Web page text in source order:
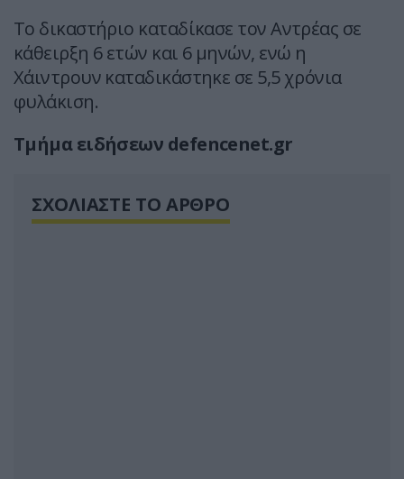
Το δικαστήριο καταδίκασε τον Αντρέας σε
κάθειρξη 6 ετών και 6 μηνών, ενώ η
Χάιντρουν καταδικάστηκε σε 5,5 χρόνια
φυλάκιση.
Τμήμα ειδήσεων defencenet.gr
ΣΧΟΛΙΑΣΤΕ ΤΟ ΑΡΘΡΟ